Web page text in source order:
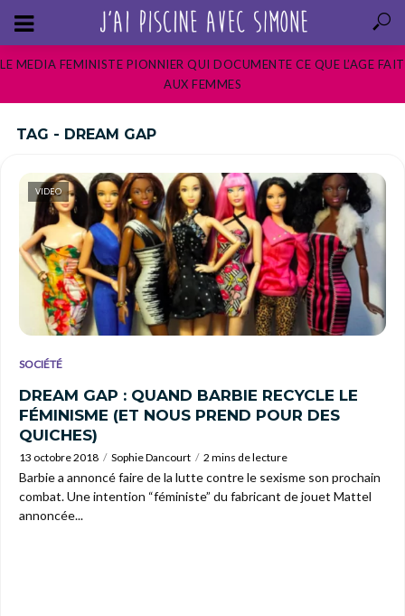
LE MEDIA FEMINISTE PIONNIER QUI DOCUMENTE CE QUE L’AGE FAIT
AUX FEMMES
TAG - DREAM GAP
VIDEO
SOCIÉTÉ
DREAM GAP : QUAND BARBIE RECYCLE LE
FÉMINISME (ET NOUS PREND POUR DES
QUICHES)
13 octobre 2018 Sophie Dancourt 2 mins de lecture
Barbie a annoncé faire de la lutte contre le sexisme son prochain
combat. Une intention “féministe” du fabricant de jouet Mattel
annoncée...